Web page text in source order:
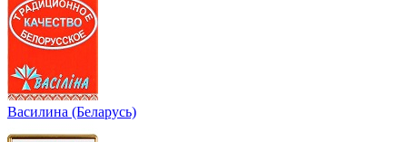
Василина (Беларусь)